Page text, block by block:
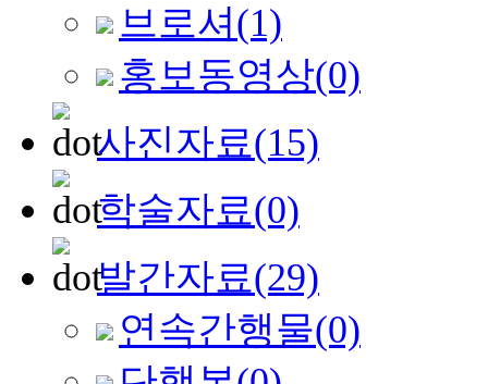
브로셔 (1)
홍보동영상(0)
사진자료(15)
학술자료(0)
발간자료(29)
연속간행물(0)